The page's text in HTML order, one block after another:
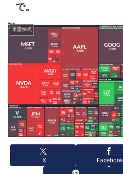
で。
米国株式
X Facebook